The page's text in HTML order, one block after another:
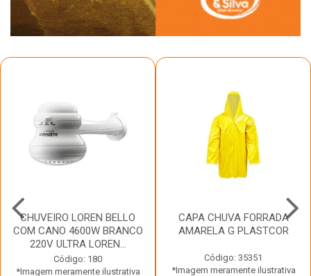
CHUVEIRO LOREN BELLO
COM CANO 4600W BRANCO
220V ULTRA LOREN...
Código: 180
*Imagem meramente ilustrativa
CAPA CHUVA FORRADA
AMARELA G PLASTCOR
Código: 35351
*Imagem meramente ilustrativa